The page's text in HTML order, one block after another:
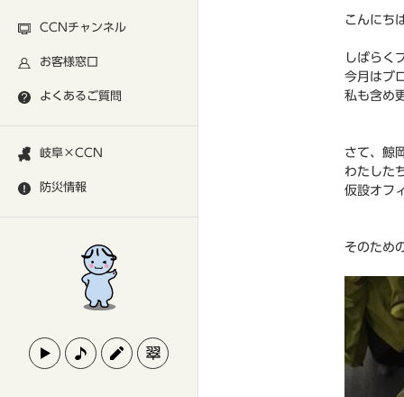
CCNチャンネル
お客様窓口
よくあるご質問
岐阜×CCN
防災情報
こんにち
しばらく
今月はブ
私も含め
さて、鯨
わたした
仮設オフ
そのため